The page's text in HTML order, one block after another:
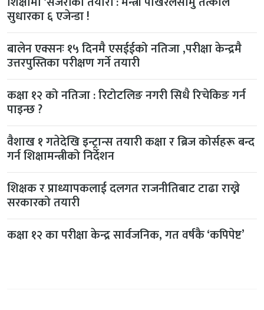
सुधारका ६ एजेन्डा !
बालेन एक्सनः १५ दिनमै एसईईको नतिजा ,परीक्षा केन्द्रमै
उत्तरपुस्तिका परीक्षण गर्ने तयारी
कक्षा १२ को नतिजा : रिटोटलिङ नगरी सिधै रिचेकिङ गर्न
पाइन्छ ?
वैशाख १ गतेदेखि इन्ट्रान्स तयारी कक्षा र ब्रिज कोर्सहरू बन्द
गर्न शिक्षामन्त्रीको निर्देशन
शिक्षक र प्राध्यापकलाई दलगत राजनीतिबाट टाढा राख्ने
सरकारको तयारी
कक्षा १२ का परीक्षा केन्द्र सार्वजनिक, गत वर्षकै ‘कपिपेष्ट’